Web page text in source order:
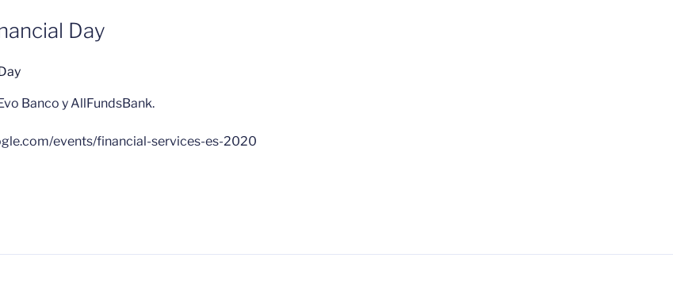
Day
Banco y AllFundsBank.
events/financial-services-es-2020